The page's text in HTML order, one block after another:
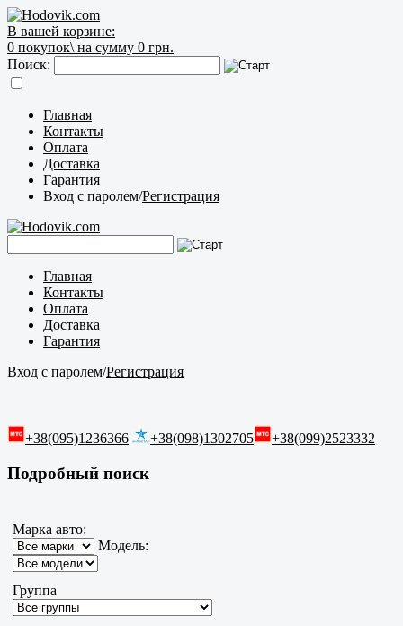
В вашей корзине:
0 покупок\ на сумму 0 грн.
Поиск:
Главная
Контакты
Оплата
Доставка
Гарантия
Вход с паролем/Регистрация
Главная
Контакты
Оплата
Доставка
Гарантия
Вход с паролем/Регистрация
+38(095)1236366 +38(098)1302705 +38(099)2523332
Подробный поиск
Марка авто:
Модель:
Группа